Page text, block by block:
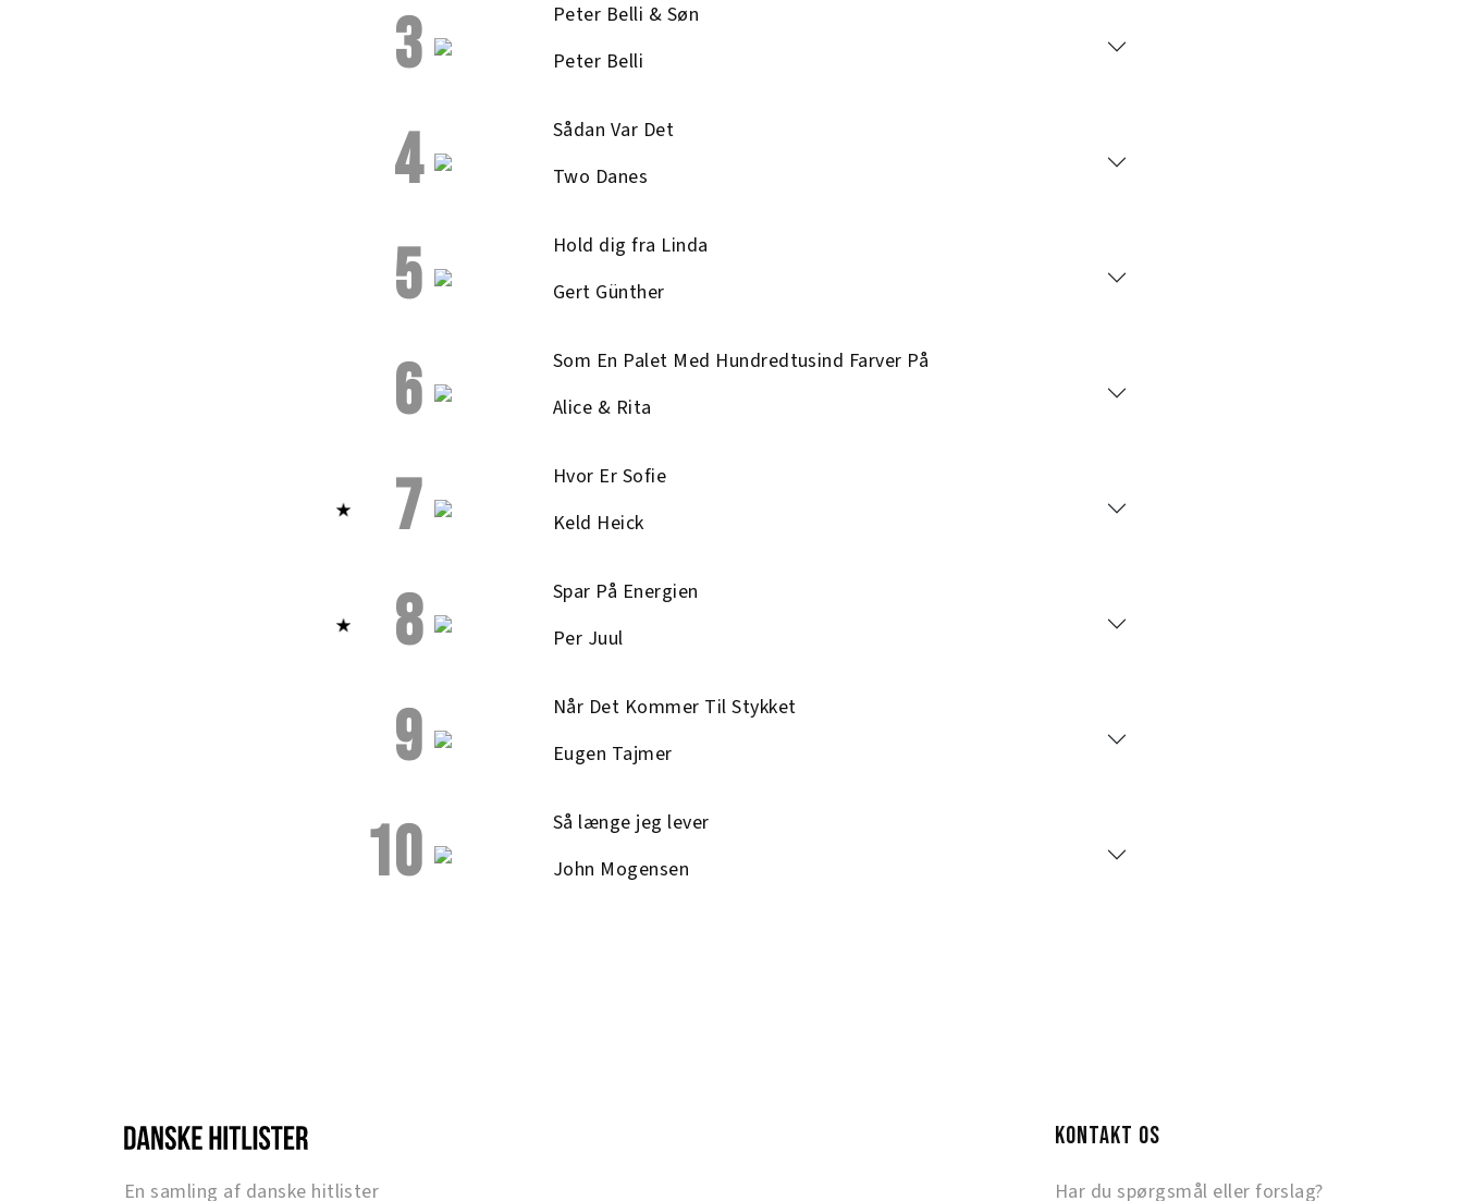
3
Peter Belli & Søn
Peter Belli
4
Sådan Var Det
Two Danes
5
Hold dig fra Linda
Gert Günther
6
Som En Palet Med Hundredtusind Farver På
Alice & Rita
7
Hvor Er Sofie
Keld Heick
8
Spar På Energien
Per Juul
9
Når Det Kommer Til Stykket
Eugen Tajmer
10
Så længe jeg lever
John Mogensen
En samling af danske hitlister
KONTAKT OS
Har du spørgsmål eller forslag?